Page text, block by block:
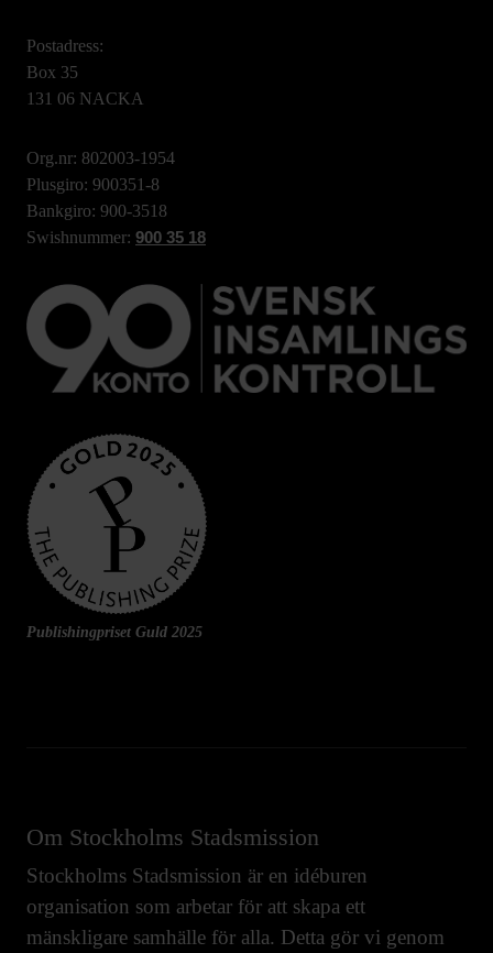
Postadress:
Box 35
131 06 NACKA
Org.nr: 802003-1954
Plusgiro: 900351-8
Bankgiro: 900-3518
Swishnummer: 900 35 18
Publishingpriset Guld 2025
Om Stockholms Stadsmission
Stockholms Stadsmission är en idéburen
organisation som arbetar för att skapa ett
mänskligare samhälle för alla. Detta gör vi genom